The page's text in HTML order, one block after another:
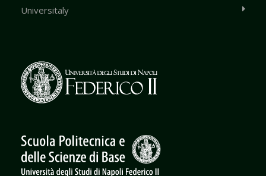
Universitaly